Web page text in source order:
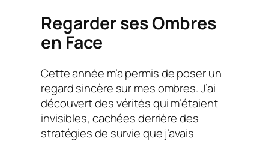
Regarder ses Ombres
en Face
Cette année m’a permis de poser un
regard sincère sur mes ombres. J’ai
découvert des vérités qui m’étaient
invisibles, cachées derrière des
stratégies de survie que j’avais